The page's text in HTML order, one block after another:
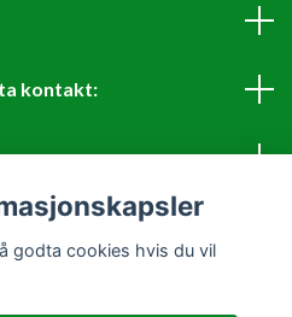
kontakt:
godta cookies hvis du vil